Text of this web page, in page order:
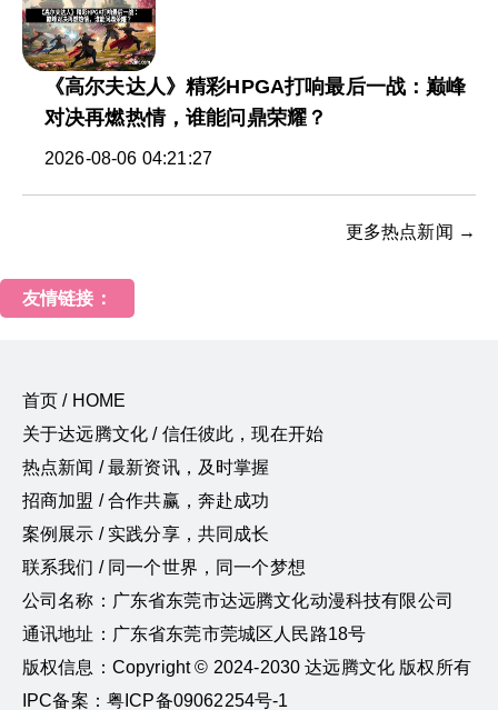
《高尔夫达人》精彩HPGA打响最后一战：巅峰
对决再燃热情，谁能问鼎荣耀？
2026-08-06 04:21:27
更多热点新闻 →
友情链接：
首页 / HOME
关于达远腾文化 / 信任彼此，现在开始
热点新闻 / 最新资讯，及时掌握
招商加盟 / 合作共赢，奔赴成功
案例展示 / 实践分享，共同成长
联系我们 / 同一个世界，同一个梦想
公司名称：广东省东莞市达远腾文化动漫科技有限公司
通讯地址：广东省东莞市莞城区人民路18号
版权信息：Copyright © 2024-2030 达远腾文化 版权所有
IPC备案：粤ICP备09062254号-1